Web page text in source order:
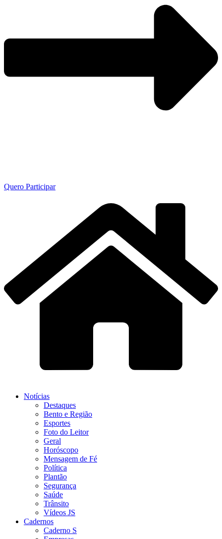
Quero Participar
Notícias
Destaques
Bento e Região
Esportes
Foto do Leitor
Geral
Horóscopo
Mensagem de Fé
Política
Plantão
Segurança
Saúde
Trânsito
Vídeos JS
Cadernos
Caderno S